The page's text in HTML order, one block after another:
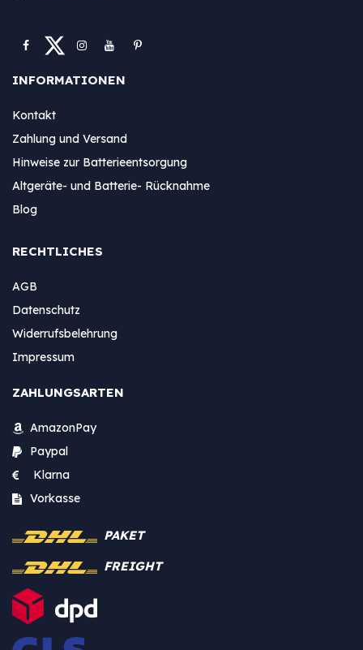
INFORMATIONEN
Kontakt
Zahlung und Versand
Hinweise zur Batterieentsorgung
Altgeräte- und Batterie- Rücknahme
Blog
RECHTLICHES
AGB
Datenschutz
Widerrufsbelehrung
Impressum
ZAHLUNGSARTEN
AmazonPay
Paypal
Klarna
Vorkasse
PAKET
FREIGHT